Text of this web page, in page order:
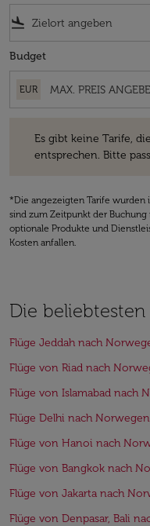
flight_land
Budget
EUR
Es gibt keine Tarife,
entsprechen. Bitte
*Die angezeigten Tarife wurden
sind zum Zeitpunkt der
optionale Produkte und
Kosten anfallen.
Die
Flüge Jeddah nach
Flüge von Riad nach
Flüge von Islamabad nach
Flüge Delhi nach Norwegen
Flüge von Hanoi nach
Flüge von Bangkok nach
Flüge von Jakarta nach
Flüge von Denpasar, Bali